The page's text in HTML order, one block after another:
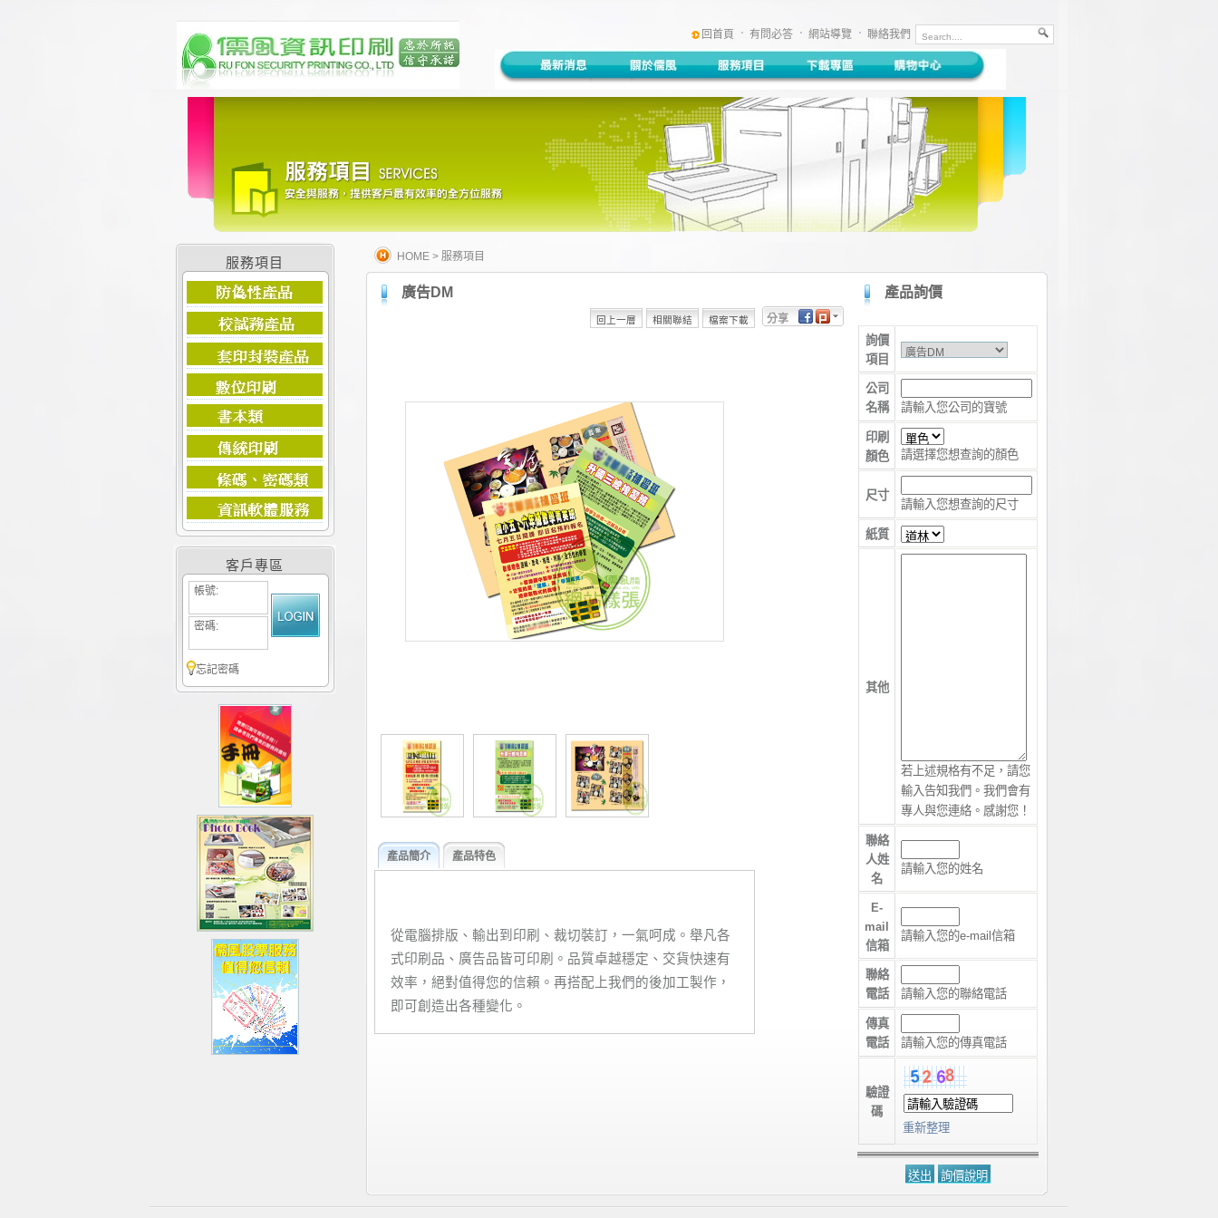
::: 回首頁 有問必答 網站導覽 聯絡我們
服務項目
客戶專區
帳號:
密碼:
忘記密碼
HOME > 服務項目
廣告DM
分享
產品簡介 產品特色
從電腦排版、輸出到印刷、裁切裝訂，一氣呵成。舉凡各
式印刷品、廣告品皆可印刷。品質卓越穩定、交貨快速有
效率，絕對值得您的信賴。再搭配上我們的後加工製作，
即可創造出各種變化。
產品詢價
詢價
項目
公司
名稱
請輸入您公司的寶號
印刷
顏色
請選擇您想查詢的顏色
尺寸
請輸入您想查詢的尺寸
紙質
其他
若上述規格有不足，請您
輸入告知我們。我們會有
專人與您連絡。感謝您！
聯絡
人姓
名
請輸入您的姓名
E-
mail
信箱
請輸入您的e-mail信箱
聯絡
電話
請輸入您的聯絡電話
傳真
電話
請輸入您的傳真電話
驗證
碼
重新整理